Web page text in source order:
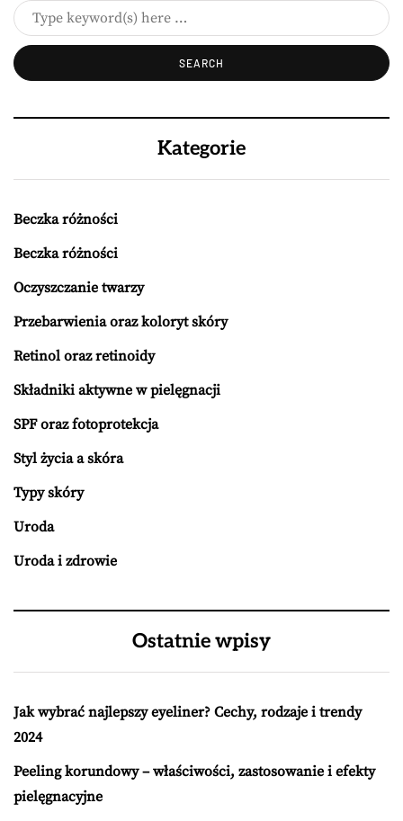
Kategorie
Beczka różności
Beczka różności
Oczyszczanie twarzy
Przebarwienia oraz koloryt skóry
Retinol oraz retinoidy
Składniki aktywne w pielęgnacji
SPF oraz fotoprotekcja
Styl życia a skóra
Typy skóry
Uroda
Uroda i zdrowie
Ostatnie wpisy
Jak wybrać najlepszy eyeliner? Cechy, rodzaje i trendy
2024
Peeling korundowy – właściwości, zastosowanie i efekty
pielęgnacyjne